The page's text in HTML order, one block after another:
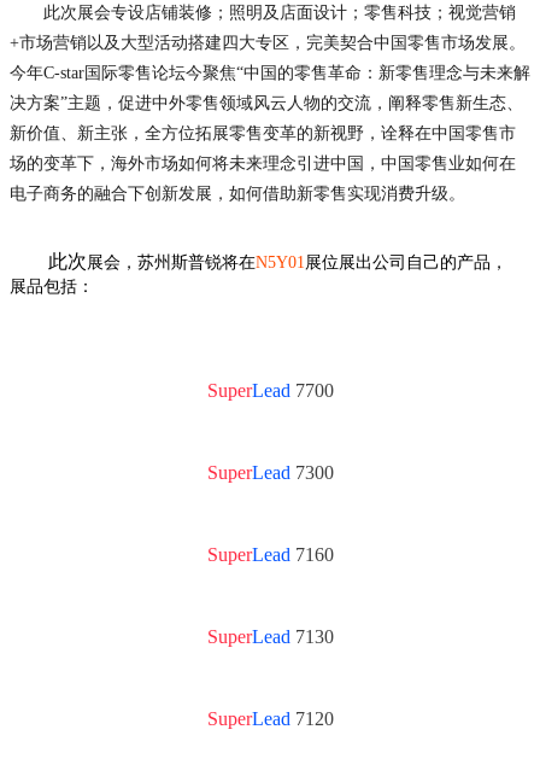
此次展会专设店铺装修；照明及店面设计；零售科技；视觉营销
+市场营销以及大型活动搭建四大专区，完美契合中国零售市场发展。
今年C-star国际零售论坛今聚焦“中国的零售革命：新零售理念与未来解
决方案”主题，促进中外零售领域风云人物的交流，阐释零售新生态、
新价值、新主张，全方位拓展零售变革的新视野，诠释在中国零售市
场的变革下，海外市场如何将未来理念引进中国，中国零售业如何在
电子商务的融合下创新发展，如何借助新零售实现消费升级。
此次展会，苏州斯普锐将在N5Y01展位展出公司自己的产品，
展品包括：
SuperLead 7700
SuperLead 7300
SuperLead 7160
SuperLead 7130
SuperLead 7120